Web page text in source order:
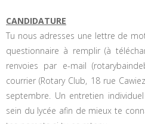
CANDIDATURE
Tu nous adresses une lettre de
questionnaire à remplir (à
renvoies par e-mail
courrier (Rotary Club, 18 rue
septembre. Un entretien
sein du lycée afin de mieux te